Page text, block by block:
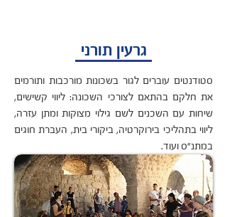
גרעין תורני
סטודנטים עוברים לגור בשכונות מורכבות ותורמים
את חלקם בהתאם לצורכי השכונה: ליווי קשישים,
שיחות עם השכנים לשם גילוי מצוקות ומתן עזרה,
ליווי בתהליכי בירוקרטיה, ביקורי בית, העברת חוגים
במתנ"ס ועוד.